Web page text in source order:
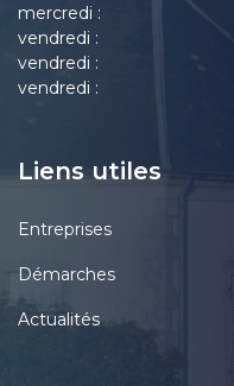
mercredi :
vendredi :
vendredi :
vendredi :
Liens utiles
Entreprises
Démarches
Actualités